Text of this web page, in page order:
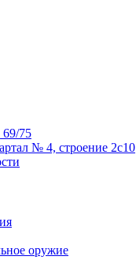
69/75
№ 4, строение 2с10
оружие